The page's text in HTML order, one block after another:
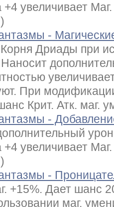
увеличивает
-
Дриады при
При
Крит. Атк. маг.
-
увеличивает
-
+15%. Дает шанс
маг.